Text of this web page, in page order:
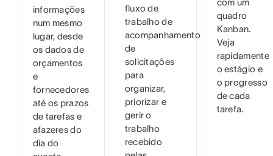
informações
num mesmo
lugar, desde
os dados de
orçamentos
e
fornecedores
até os prazos
de tarefas e
afazeres do
dia do
fluxo de
trabalho de
acompanhamento
de
solicitações
para
organizar,
priorizar e
gerir o
trabalho
recebido
com um
quadro
Kanban.
Veja
rapidamente
o estágio e
o progresso
de cada
tarefa.